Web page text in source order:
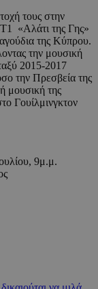
τους στην
«Αλάτι της Γης»
της Κύπρου.
την μουσική
2015-2017
την Πρεσβεία της
μουσική της
Γουίλμινγκτον
9μ.μ.